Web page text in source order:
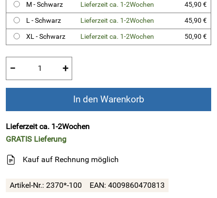
M - Schwarz
Lieferzeit ca. 1-2Wochen
45,90 €
L - Schwarz
Lieferzeit ca. 1-2Wochen
45,90 €
XL - Schwarz
Lieferzeit ca. 1-2Wochen 50,90 €
− +
In den Warenkorb
Lieferzeit ca. 1-2Wochen
GRATIS Lieferung
Kauf auf Rechnung möglich
Artikel-Nr.: 2370*-100 EAN: 4009860470813